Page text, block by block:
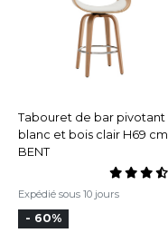
Tabouret de bar pivotant
blanc et bois clair H69 cm
BENT
Expédié sous 10 jours
- 60%